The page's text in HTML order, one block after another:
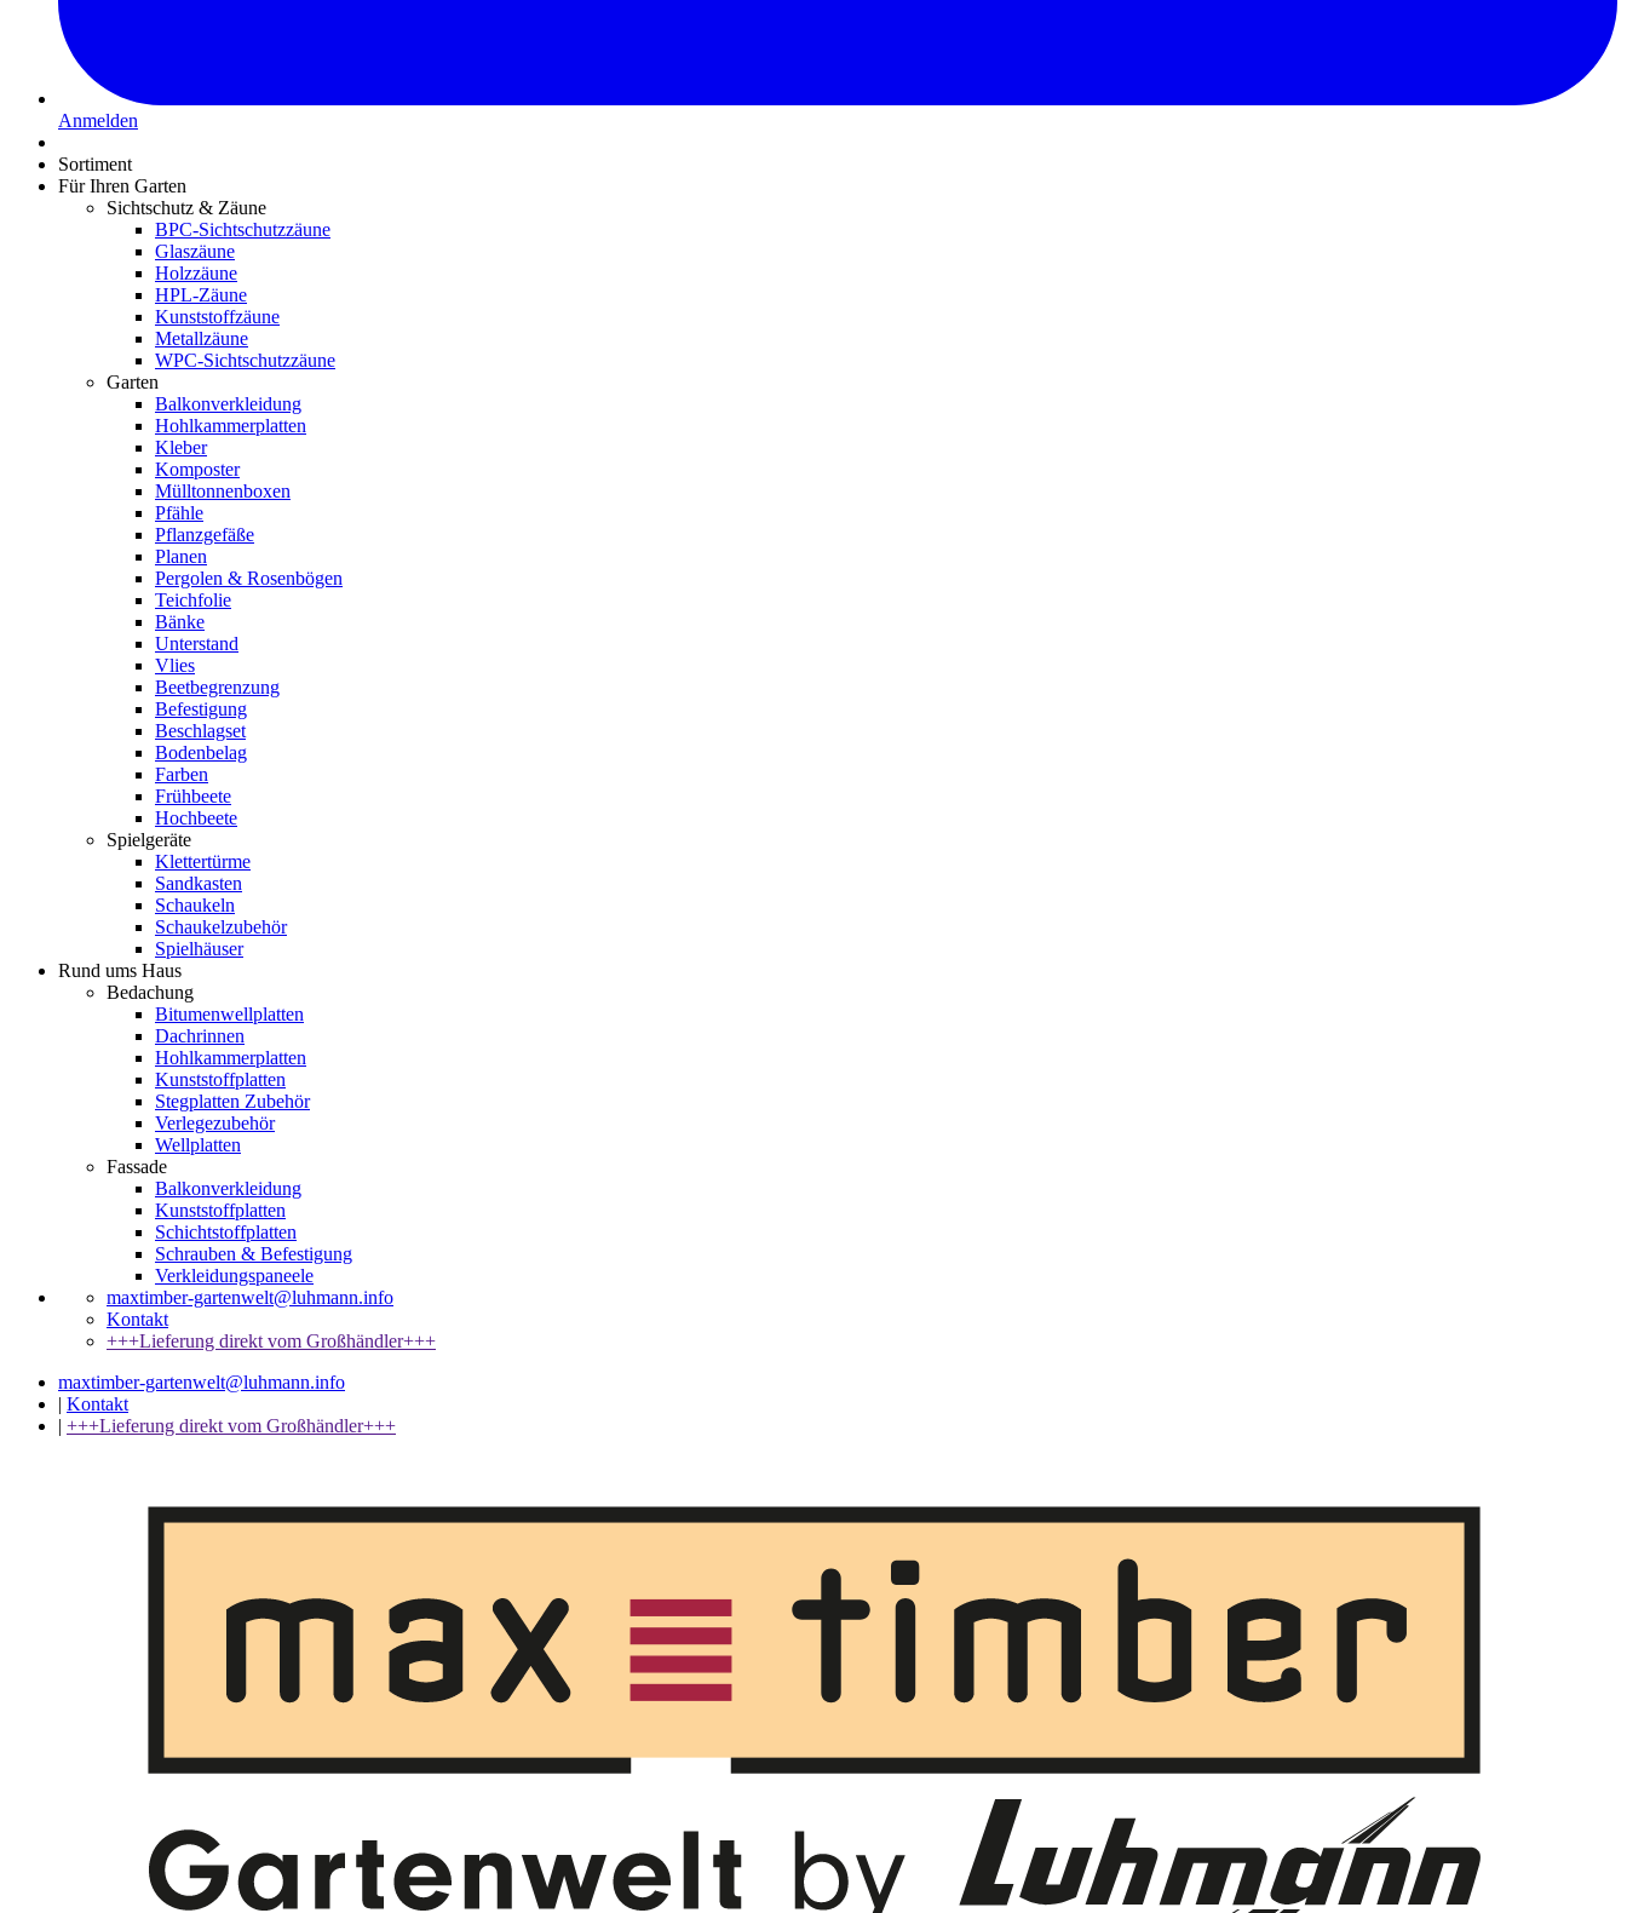
Anmelden
Sortiment
Für Ihren Garten
Sichtschutz & Zäune
BPC-Sichtschutzzäune
Glaszäune
Holzzäune
HPL-Zäune
Kunststoffzäune
Metallzäune
WPC-Sichtschutzzäune
Garten
Balkonverkleidung
Hohlkammerplatten
Kleber
Komposter
Mülltonnenboxen
Pfähle
Pflanzgefäße
Planen
Pergolen & Rosenbögen
Teichfolie
Bänke
Unterstand
Vlies
Beetbegrenzung
Befestigung
Beschlagset
Bodenbelag
Farben
Frühbeete
Hochbeete
Spielgeräte
Klettertürme
Sandkasten
Schaukeln
Schaukelzubehör
Spielhäuser
Rund ums Haus
Bedachung
Bitumenwellplatten
Dachrinnen
Hohlkammerplatten
Kunststoffplatten
Stegplatten Zubehör
Verlegezubehör
Wellplatten
Fassade
Balkonverkleidung
Kunststoffplatten
Schichtstoffplatten
Schrauben & Befestigung
Verkleidungspaneele
maxtimber-gartenwelt@luhmann.info
Kontakt
+++Lieferung direkt vom Großhändler+++
maxtimber-gartenwelt@luhmann.info
| Kontakt
| +++Lieferung direkt vom Großhändler+++